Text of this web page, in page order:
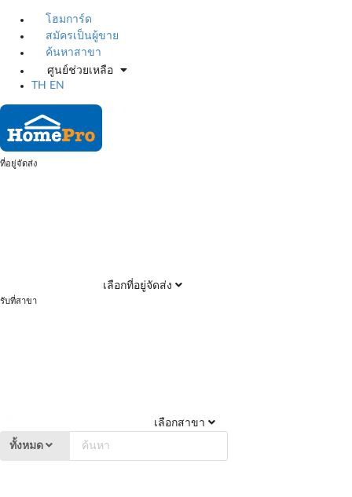
โฮมการ์ด
สมัครเป็นผู้ขาย
ค้นหาสาขา
ศูนย์ช่วยเหลือ
TH
EN
ที่อยู่จัดส่ง
เลือกที่อยู่จัดส่ง
รับที่สาขา
เลือกสาขา
ทั้งหมด